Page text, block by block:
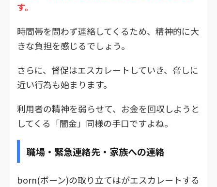
す。
時間帯を問わず連絡してくるため、精神的に大
きな負担を感じるでしょう。
さらに、督促はエスカレートしていき、脅しに
近い行為も始まります。
利用者の精神を弱らせて、お金を回収しようと
してくる「闇金」同様の手口ですよね。
職場・緊急連絡先・家族への連絡
born(ボーン)の取り立てはがエスカレートする